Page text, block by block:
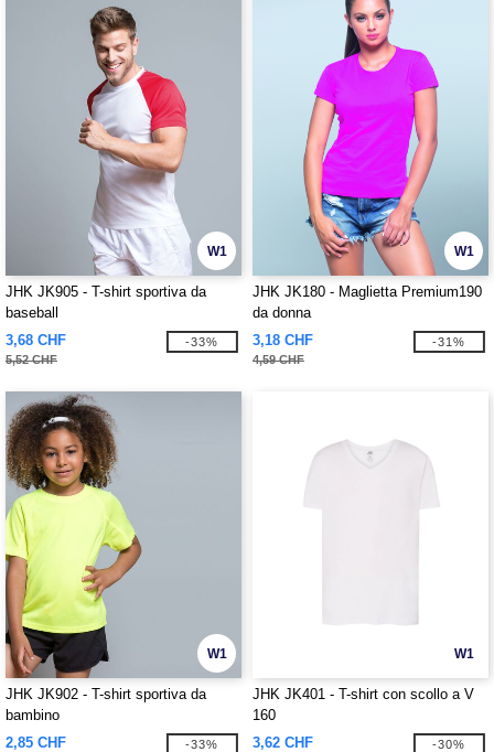
W1
JHK JK905 - T-shirt sportiva da
baseball
3,68 CHF
5,52 CHF
-33%
W1
JHK JK180 - Maglietta Premium190
da donna
3,18 CHF
4,59 CHF
-31%
W1
JHK JK902 - T-shirt sportiva da
bambino
2,85 CHF
-33%
W1
JHK JK401 - T-shirt con scollo a V
160
3,62 CHF
-30%